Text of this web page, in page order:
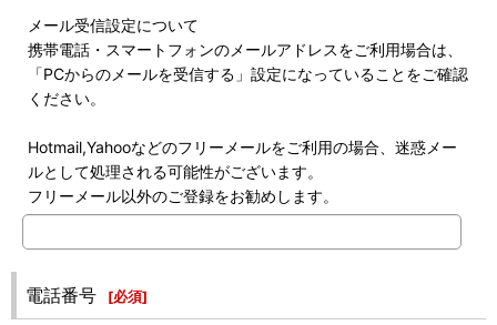
メール受信設定について
携帯電話・スマートフォンのメールアドレスをご利用場合は、
「PCからのメールを受信する」設定になっていることをご確認
ください。
Hotmail,Yahooなどのフリーメールをご利用の場合、迷惑メー
ルとして処理される可能性がございます。
フリーメール以外のご登録をお勧めします。
電話番号 [必須]